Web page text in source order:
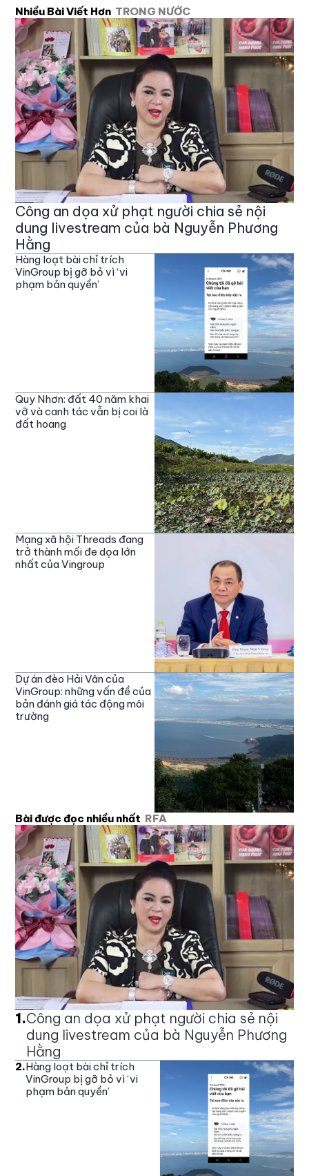
Nhiều Bài Viết Hơn TRONG NƯỚC
Công an dọa xử phạt người chia sẻ nội
dung livestream của bà Nguyễn Phương
Hằng
Hàng loạt bài chỉ trích
VinGroup bị gỡ bỏ vì ‘vi
phạm bản quyền’
Quy Nhơn: đất 40 năm khai
vỡ và canh tác vẫn bị coi là
đất hoang
Mạng xã hội Threads đang
trở thành mối đe dọa lớn
nhất của Vingroup
Dự án đèo Hải Vân của
VinGroup: những vấn đề của
bản đánh giá tác động môi
trường
Bài được đọc nhiều nhất RFA
1.Công an dọa xử phạt người chia sẻ nội
dung livestream của bà Nguyễn Phương
Hằng
2.Hàng loạt bài chỉ trích
VinGroup bị gỡ bỏ vì ‘vi
phạm bản quyền’